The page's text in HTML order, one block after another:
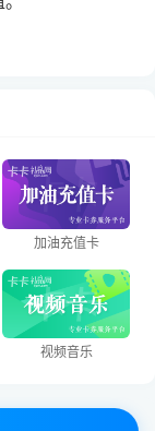
加油充值卡
视频音乐